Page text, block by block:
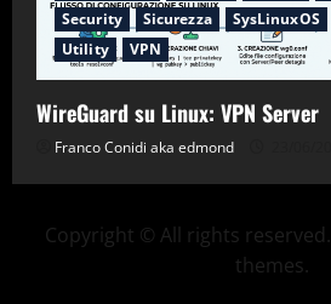
Security
Sicurezza SysLinuxOS
Utility
VPN
WireGuard su Linux: VPN Server
Franco Conidi aka edmond
Copyright © All rights reserved.
themes.